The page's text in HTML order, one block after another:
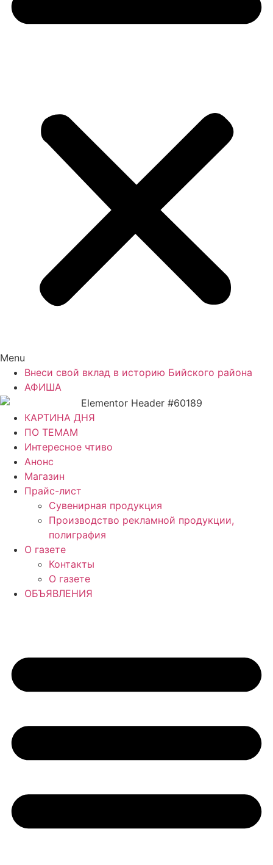
Menu
Внеси свой вклад в историю Бийского района
АФИША
КАРТИНА ДНЯ
ПО ТЕМАМ
Интересное чтиво
Анонс
Магазин
Прайс-лист
Сувенирная продукция
Производство рекламной продукции,
полиграфия
О газете
Контакты
О газете
ОБЪЯВЛЕНИЯ